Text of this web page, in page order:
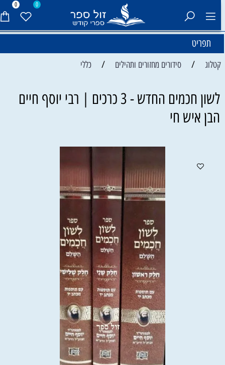
0 0
תפריט
קטלוג / סידורים מחזורים ותהילים / כללי
לשון חכמים החדש - 3 כרכים | רבי יוסף חיים
הבן איש חי